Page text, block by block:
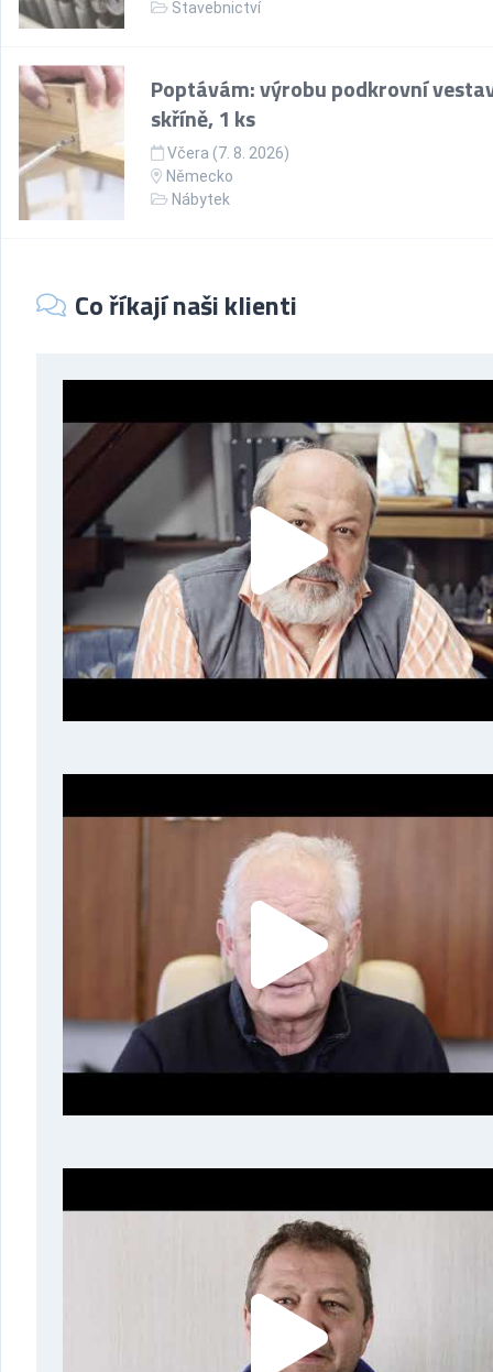
Stavebnictví
Poptávám: výrobu podkrovní
skříně, 1 ks
Včera (7. 8. 2026)
Německo
Nábytek
Co říkají naši klienti